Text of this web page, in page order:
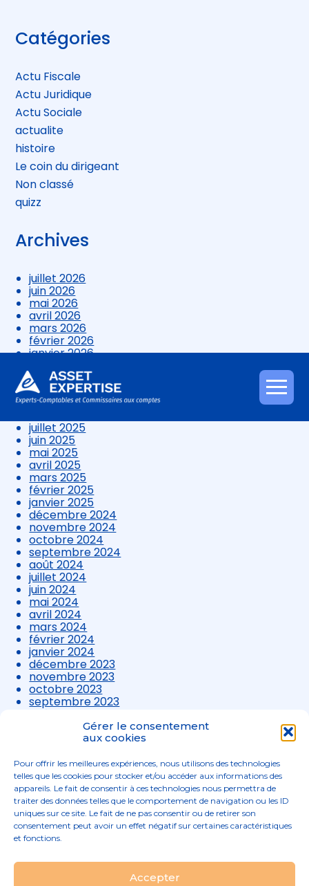
Gérer le consentement
aux cookies
Pour offrir les meilleures expériences, nous utilisons des technologies
telles que les cookies pour stocker et/ou accéder aux informations des
appareils. Le fait de consentir à ces technologies nous permettra de
traiter des données telles que le comportement de navigation ou les ID
uniques sur ce site. Le fait de ne pas consentir ou de retirer son
consentement peut avoir un effet négatif sur certaines caractéristiques
et fonctions.
Accepter
Aller
au
Blog
sidebar
Catégories
Actu Fiscale
Actu Juridique
Actu Sociale
actualite
histoire
Le coin du dirigeant
Non classé
quizz
Archives
juillet 2026
juin 2026
mai 2026
avril 2026
mars 2026
février 2026
janvier 2026
novembre 2025
octobre 2025
septembre 2025
juillet 2025
juin 2025
mai 2025
avril 2025
mars 2025
février 2025
janvier 2025
décembre 2024
novembre 2024
octobre 2024
septembre 2024
août 2024
juillet 2024
juin 2024
mai 2024
avril 2024
mars 2024
février 2024
janvier 2024
décembre 2023
novembre 2023
octobre 2023
septembre 2023
août 2023
juillet 2023
avril 2023
mars 2023